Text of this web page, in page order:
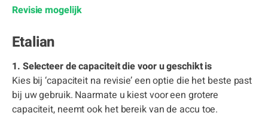
Revisie mogelijk
Etalian
1. Selecteer de capaciteit die voor u geschikt is
Kies bij ‘capaciteit na revisie’ een optie die het beste past
bij uw gebruik. Naarmate u kiest voor een grotere
capaciteit, neemt ook het bereik van de accu toe.